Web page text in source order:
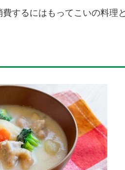
費するにはもってこいの料理